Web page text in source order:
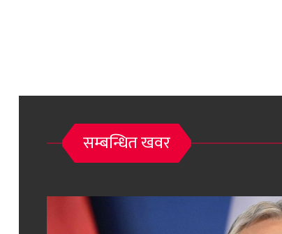
सम्बन्धित खवर